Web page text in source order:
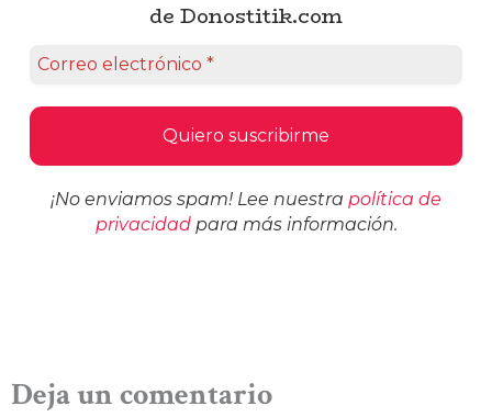
de Donostitik.com
¡No enviamos spam! Lee nuestra política de
privacidadpara más información.
Deja un comentario